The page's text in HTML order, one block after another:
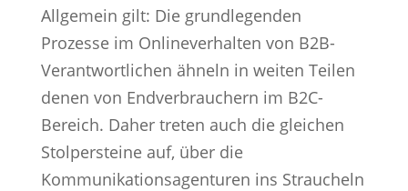
Allgemein gilt: Die grundlegenden
Prozesse im Onlineverhalten von B2B-
Verantwortlichen ähneln in weiten Teilen
denen von Endverbrauchern im B2C-
Bereich. Daher treten auch die gleichen
Stolpersteine auf, über die
Kommunikationsagenturen ins Straucheln